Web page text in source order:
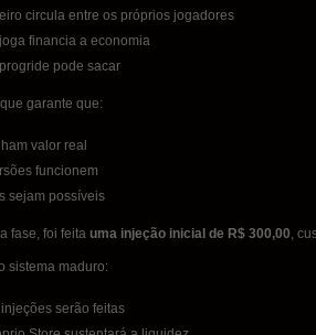
circula entre os próprios jogadores
financia a economia
pode sacar
garante que:
valor real
funcionem
sejam possíveis
fase, foi feita uma injeção inicial de R$ 300,00,
sistema maduro:
serão feitas